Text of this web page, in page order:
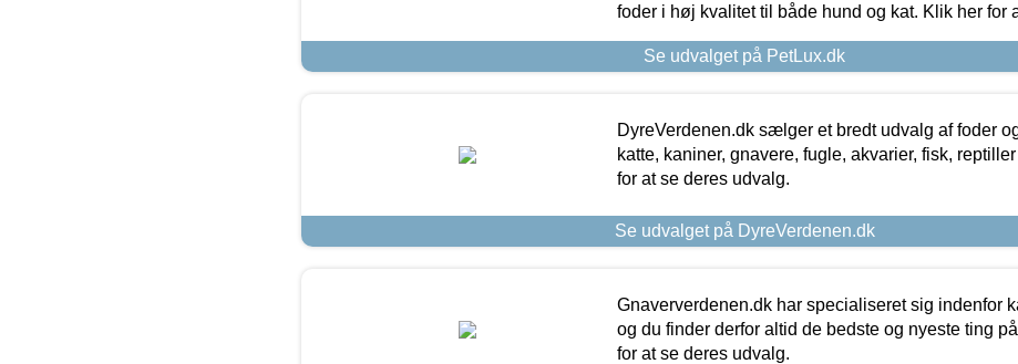
foder i høj kvalitet til både hund og kat. Klik her for
Se udvalget på PetLux.dk
DyreVerdenen.dk sælger et bredt udvalg af foder
katte, kaniner, gnavere, fugle, akvarier, fisk,
for at se deres udvalg.
Se udvalget på DyreVerdenen.dk
Gnaververdenen.dk har specialiseret sig indenfor
og du finder derfor altid de bedste og nyeste ting
for at se deres udvalg.